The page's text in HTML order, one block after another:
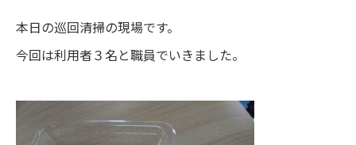
本日の巡回清掃の現場です。
今回は利用者３名と職員でいきました。